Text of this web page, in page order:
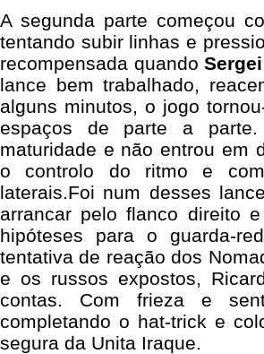
A segunda parte começou
tentando subir linhas e
recompensada quando
lance bem trabalhado,
alguns minutos, o jogo
espaços de parte a
maturidade e não entrou em
o controlo do ritmo e
laterais.Foi num desses
arrancar pelo flanco direito
hipóteses para o guarda-
tentativa de reação dos
e os russos expostos,
contas. Com frieza e
completando o hat-trick e
segura da Unita Iraque.